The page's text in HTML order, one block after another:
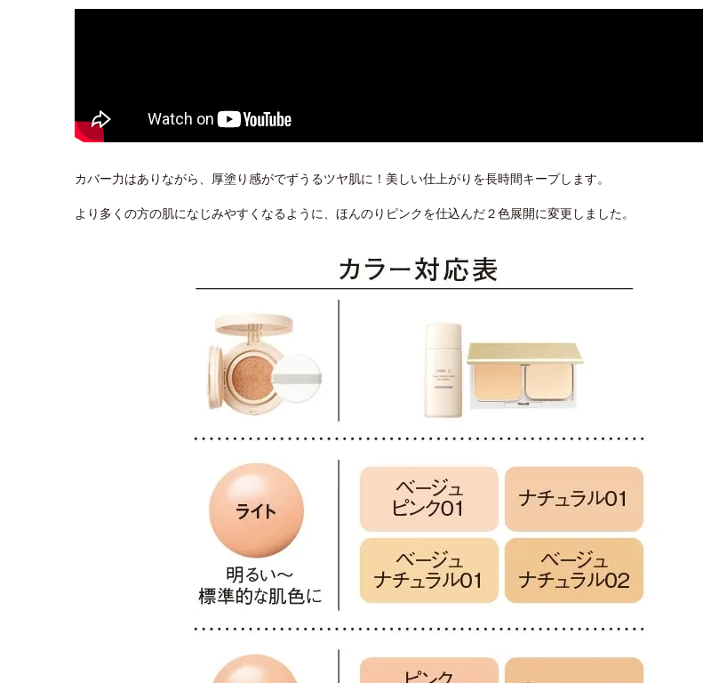
カバー力はありながら、厚塗り感がでずうるツヤ肌に！美しい仕上がりを長時間キープします。
より多くの方の肌になじみやすくなるように、ほんのりピンクを仕込んだ２色展開に変更しました。